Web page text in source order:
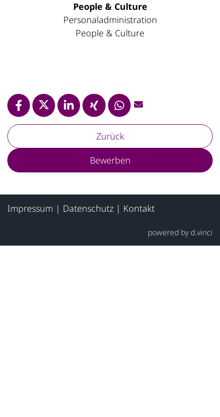
People & Culture
Personaladministration
People & Culture
Zurück
Bewerben
Impressum | Datenschutz | Kontakt
powered byd.vinci